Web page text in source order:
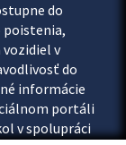
do
poistenia,
v
do
informácie
portáli
v spolupráci